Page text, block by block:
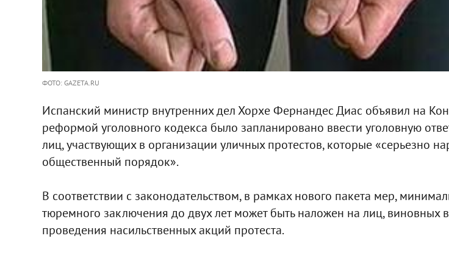
ФОТО: GAZETA.RU
Испанский министр внутренних дел Хорхе Фернандес Диас объявил на
реформой уголовного кодекса было запланировано ввести уголовную
лиц, участвующих в организации уличных протестов, которые «серьезно
общественный порядок».
В соответствии с законодательством, в рамках нового пакета мер,
тюремного заключения до двух лет может быть наложен на лиц, виновных
проведения насильственных акций протеста.